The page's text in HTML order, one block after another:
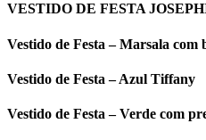
VESTIDO DE FESTA
Vestido de Festa – Marsala
Vestido de Festa – Azul Tiffany
Vestido de Festa – Verde com